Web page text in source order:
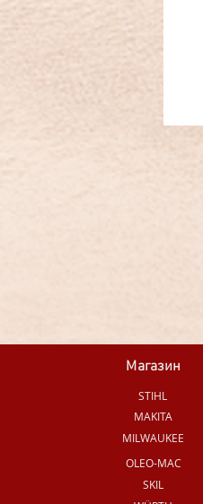
Магазин
STIHL
MAKITA
MILWAUKEE
OLEO-MAC
SKIL